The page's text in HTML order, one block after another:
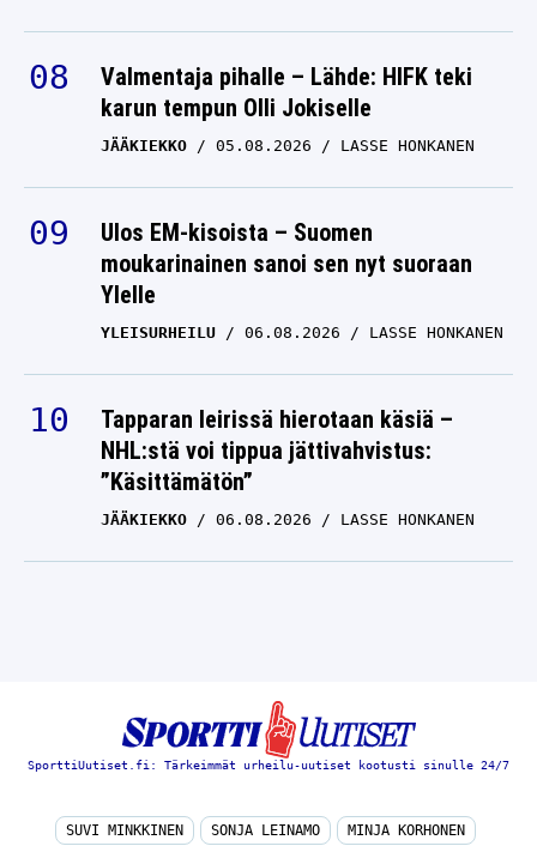
Valmentaja pihalle – Lähde: HIFK teki
karun tempun Olli Jokiselle
JÄÄKIEKKO 05.08.2026 LASSE HONKANEN
Ulos EM-kisoista – Suomen
moukarinainen sanoi sen nyt suoraan
Ylelle
YLEISURHEILU 06.08.2026 LASSE HONKANEN
Tapparan leirissä hierotaan käsiä –
NHL:stä voi tippua jättivahvistus:
”Käsittämätön”
JÄÄKIEKKO 06.08.2026 LASSE HONKANEN
SporttiUutiset.fi: Tärkeimmät urheilu-uutiset kootusti sinulle 24/7
SUVI MINKKINEN SONJA LEINAMO MINJA KORHONEN